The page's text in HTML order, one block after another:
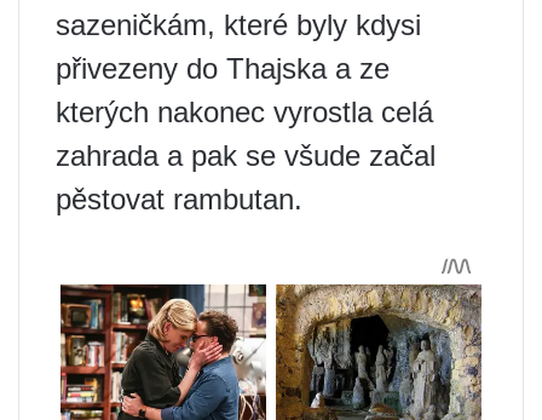
sazeničkám, které byly kdysi
přivezeny do Thajska a ze
kterých nakonec vyrostla celá
zahrada a pak se všude začal
pěstovat rambutan.